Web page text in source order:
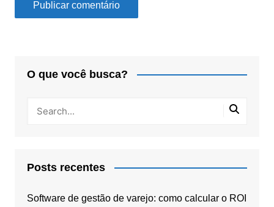
O que você busca?
Posts recentes
Software de gestão de varejo: como calcular o ROI